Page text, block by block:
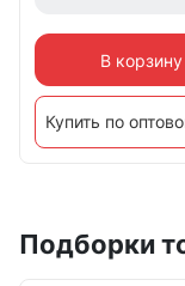
В корзину
Купить по
Подборки